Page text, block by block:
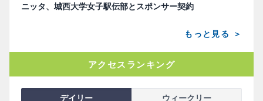
ニッタ、城西大学女子駅伝部とスポンサー契約
もっと見る ＞
アクセスランキング
デイリー ウィークリー